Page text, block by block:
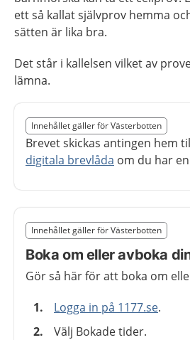
ett så kallat självprov hemma
sätten är lika bra.
Det står i kallelsen vilket av
lämna.
Nedan innehåll gäller region Västerbotten
Innehållet gäller för Västerbotten
Brevet skickas antingen hem
digitala brevlåda om du har
Slut på det regionala tillägget
Nedan innehåll gäller region Västerbotten
Innehållet gäller för Västerbotten
Boka om eller avboka
Gör så här för att boka om
Logga in på 1177.se.
Välj Bokade tider.
Slut på det regionala tillägget